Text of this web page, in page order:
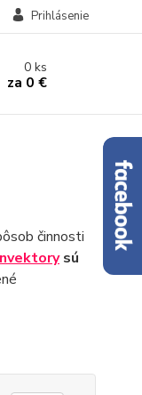
Prihlásenie
0ks
za 0 €
činnosti
sú